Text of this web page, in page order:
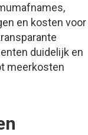
en kosten voor
duidelijk en
meerkosten